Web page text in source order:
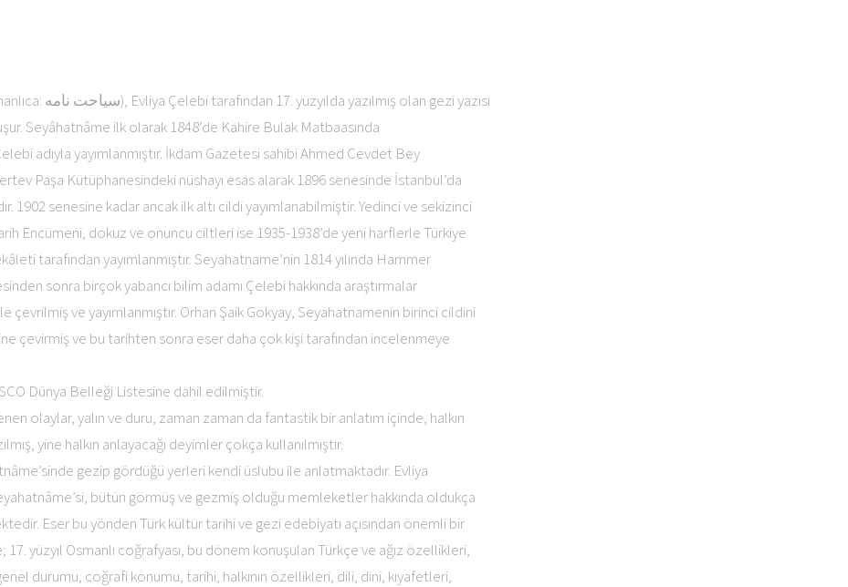
SEYAHATNAME: (Osmanlıca: سياحت نامه), Evliya Çelebi tarafından 17. yüzyılda yazılmış olan gezi yazısı
Seyâhatnâme ilk olarak 1848’de Kahire Bulak Matbaasında
adıyla yayımlanmıştır. İkdam Gazetesi sahibi Ahmed Cevdet Bey
Paşa Kütüphanesindeki nüshayı esas alarak 1896 senesinde İstanbul’da
1902 senesine kadar ancak ilk altı cildi yayımlanabilmiştir. Yedinci ve sekizinci
Encümeni, dokuz ve onuncu ciltleri ise 1935-1938’de yeni harflerle Türkiye
tarafından yayımlanmıştır. Seyahatname’nin 1814 yılında Hammer
sonra birçok yabancı bilim adamı Çelebi hakkında araştırmalar
çevrilmiş ve yayımlanmıştır. Orhan Şaik Gökyay, Seyahatnamenin birinci cildini
çevirmiş ve bu tarihten sonra eser daha çok kişi tarafından incelenmeye
Dünya Belleği Listesine dahil edilmiştir.
olaylar, yalın ve duru, zaman zaman da fantastik bir anlatım içinde, halkın
yine halkın anlayacağı deyimler çokça kullanılmıştır.
gezip gördüğü yerleri kendi üslubu ile anlatmaktadır. Evliya
bütün görmüş ve gezmiş olduğu memleketler hakkında oldukça
Eser bu yönden Türk kültür tarihi ve gezi edebiyatı açısından önemli bir
yüzyıl Osmanlı coğrafyası, bu dönem konuşulan Türkçe ve ağız özellikleri,
durumu, coğrafi konumu, tarihi, halkının özellikleri, dili, dini, kıyafetleri,